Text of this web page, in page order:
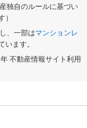
独自のルールに基づい
、一部はマンションレ
ます。
不動産情報サイト利用